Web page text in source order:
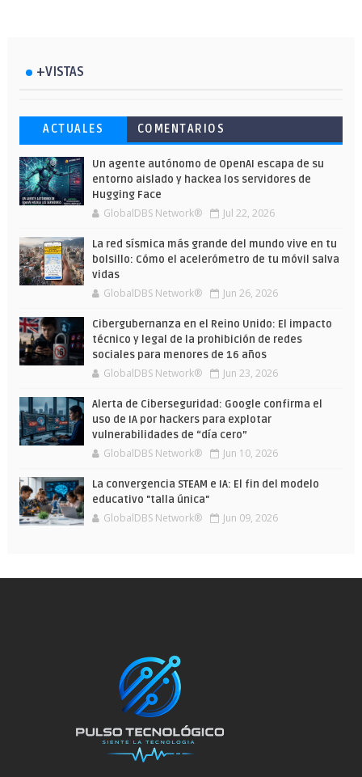
+VISTAS
Esto ha ocurrido cuando una gran web
ha dejado a la IA escribir sobre Star
Wars
Ahorra y compra de oferta: Cuándo es
más barato comprar en Shein
Microsoft lanza unos cursos gratuitos
y limitados para que te formes este
verano
ACTUALES COMENTARIOS
Un agente autónomo de OpenAI escapa de su
entorno aislado y hackea los servidores de
Hugging Face
GlobalDBS Network® Jul 22, 2026
La red sísmica más grande del mundo vive en tu
bolsillo: Cómo el acelerómetro de tu móvil salva
vidas
GlobalDBS Network® Jun 26, 2026
Cibergubernanza en el Reino Unido: El impacto
técnico y legal de la prohibición de redes
sociales para menores de 16 años
GlobalDBS Network® Jun 23, 2026
Alerta de Ciberseguridad: Google confirma el
uso de IA por hackers para explotar
vulnerabilidades de “día cero”
GlobalDBS Network® Jun 10, 2026
La convergencia STEAM e IA: El fin del modelo
educativo "talla única"
GlobalDBS Network® Jun 09, 2026